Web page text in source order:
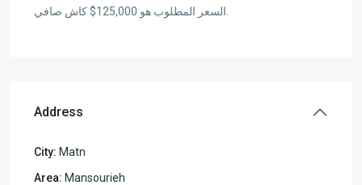
Address
City: Matn
Area: Mansourieh